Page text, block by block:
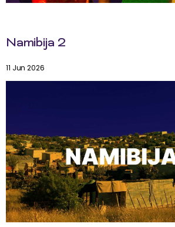
Namibija 2
11 Jun 2026